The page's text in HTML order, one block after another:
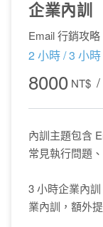
企業內訓
Email 行銷攻略
2 小時 / 3 小時
8000 NT$
內訓主題包含
常見執行問題
3 小時企業內
業內訓，額外